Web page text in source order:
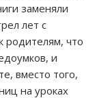
заменяли
лет с
родителям, что
и
вместо того,
на уроках